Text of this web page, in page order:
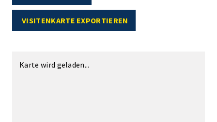
VISITENKARTE EXPORTIEREN
Karte wird geladen...